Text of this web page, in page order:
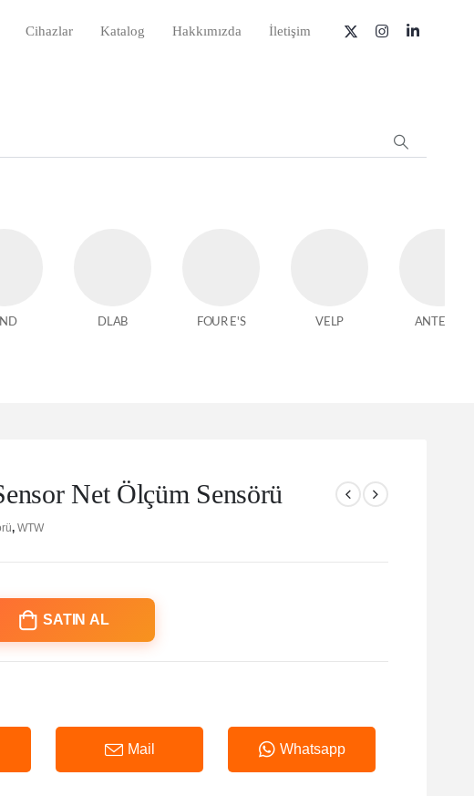
Cihazlar Katalog Hakkımızda İletişim
DLAB FOUR E'S VELP ANTECH
Net Ölçüm Sensörü
, WTW
SATIN AL
Mail Whatsapp